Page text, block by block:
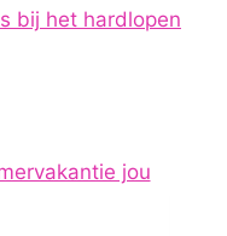
bij het hardlopen